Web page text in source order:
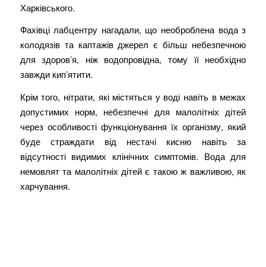
Харківського.
Фахівці лабцентру нагадали, що необроблена вода з
колодязів та каптажів джерел є більш небезпечною
для здоров’я, ніж водопровідна, тому її необхідно
завжди кип’ятити.
Крім того, нітрати, які містяться у воді навіть в межах
допустимих норм, небезпечні для малолітніх дітей
через особливості функціонування їх організму, який
буде страждати від нестачі кисню навіть за
відсутності видимих клінічних симптомів. Вода для
немовлят та малолітніх дітей є такою ж важливою, як
харчування.